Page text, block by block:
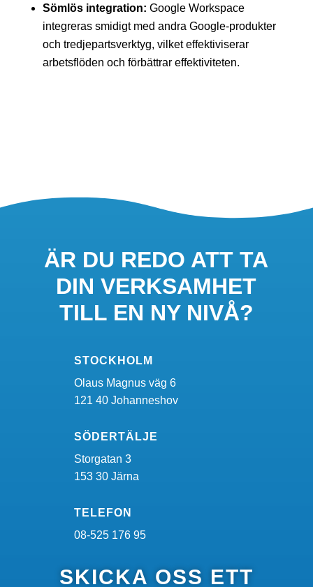
Sömlös integration: Google Workspace
integreras smidigt med andra Google-produkter
och tredjepartsverktyg, vilket effektiviserar
arbetsflöden och förbättrar effektiviteten.
ÄR DU REDO ATT TA
DIN VERKSAMHET
TILL EN NY NIVÅ?
STOCKHOLM
Olaus Magnus väg 6
121 40 Johanneshov
SÖDERTÄLJE
Storgatan 3
153 30 Järna
TELEFON
08-525 176 95
SKICKA OSS ETT